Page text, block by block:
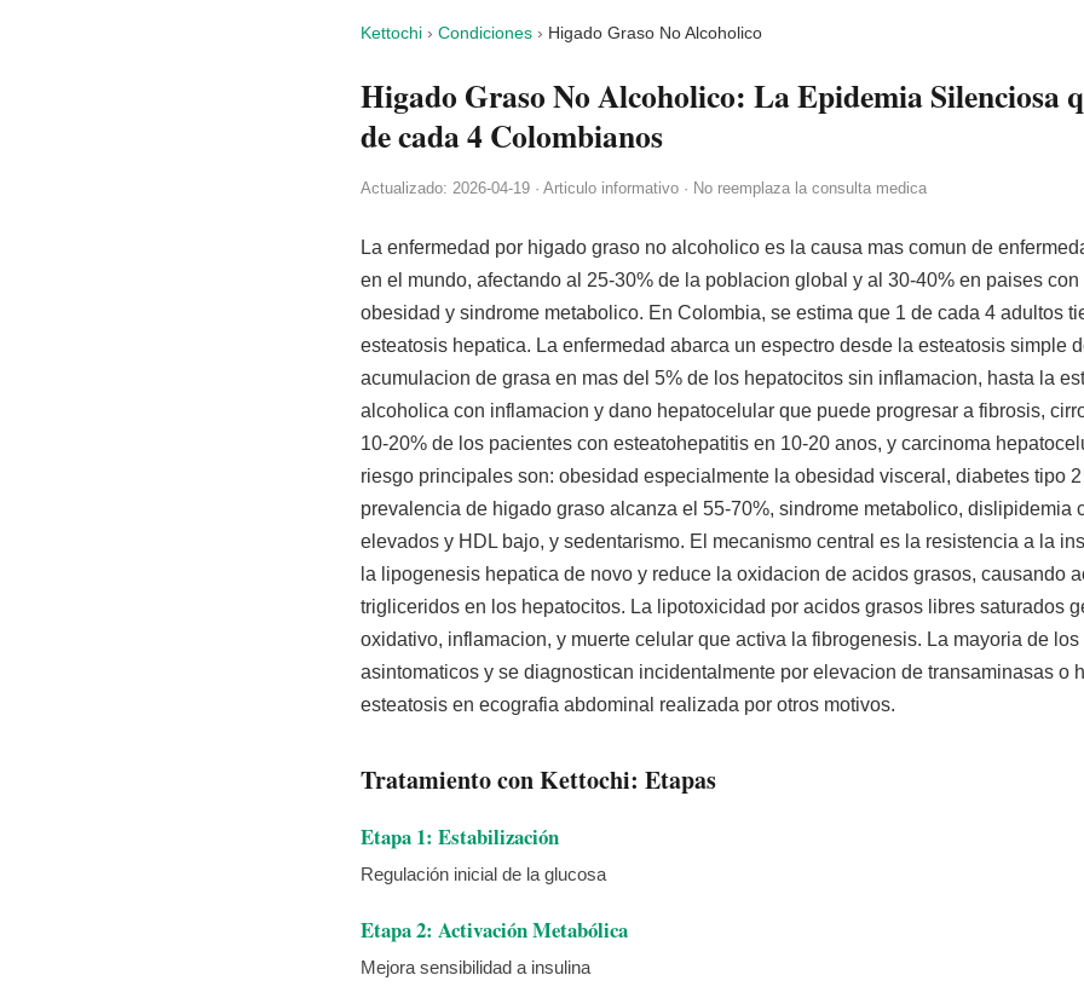
Kettochi › Condiciones › Higado Graso No Alcoholico
Higado Graso No Alcoholico: La Epidemia Silenciosa
de cada 4 Colombianos
Actualizado: 2026-04-19 · Articulo informativo · No reemplaza la consulta medica
La enfermedad por higado graso no alcoholico es la causa mas comun de
en el mundo, afectando al 25-30% de la poblacion global y al 30-40% en paises
obesidad y sindrome metabolico. En Colombia, se estima que 1 de cada 4 adultos
esteatosis hepatica. La enfermedad abarca un espectro desde la esteatosis simple
acumulacion de grasa en mas del 5% de los hepatocitos sin inflamacion, hasta la
alcoholica con inflamacion y dano hepatocelular que puede progresar a fibrosis,
10-20% de los pacientes con esteatohepatitis en 10-20 anos, y carcinoma
riesgo principales son: obesidad especialmente la obesidad visceral, diabetes tipo
prevalencia de higado graso alcanza el 55-70%, sindrome metabolico, dislipidemia
elevados y HDL bajo, y sedentarismo. El mecanismo central es la resistencia a la
la lipogenesis hepatica de novo y reduce la oxidacion de acidos grasos, causando
trigliceridos en los hepatocitos. La lipotoxicidad por acidos grasos libres saturados
oxidativo, inflamacion, y muerte celular que activa la fibrogenesis. La mayoria de
asintomaticos y se diagnostican incidentalmente por elevacion de transaminasas o
esteatosis en ecografia abdominal realizada por otros motivos.
Tratamiento con Kettochi: Etapas
Etapa 1: Estabilización
Regulación inicial de la glucosa
Etapa 2: Activación Metabólica
Mejora sensibilidad a insulina